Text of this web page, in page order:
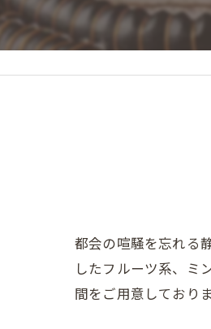
都会の喧騒を忘れる
したフルーツ系、ミ
間をご用意しておりま